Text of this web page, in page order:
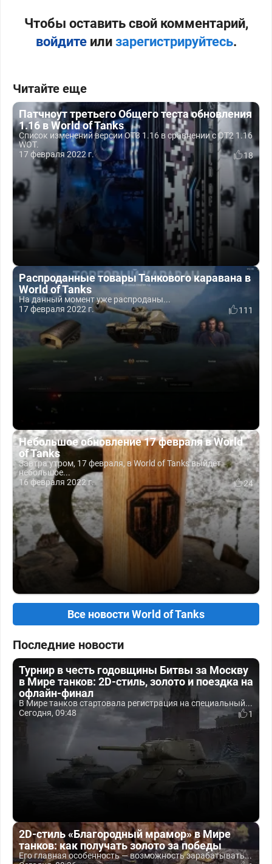
Чтобы оставить свой комментарий,
войдитеили зарегистрируйтесь.
Читайте еще
Патчноут третьего Общего теста обновления
1.16 в World of Tanks
Список изменений версии ОТ3 1.16 в сравнении с ОТ2 1.16
WOT.
17 февраля 2022 г.
18
Распроданные товары Танкового каравана в
World of Tanks
На данный момент уже распроданы...
17 февраля 2022 г.
111
Небольшое обновление 17 февраля в World
of Tanks
Завтра утром, 17 февраля, в World of Tanks выйдет
небольшое...
16 февраля 2022 г.
24
Все новости World of Tanks
Последние новости
Турнир в честь годовщины Битвы за Москву
в Мире танков: 2D-стиль, золото и поездка на
офлайн-финал
В Мире танков стартовала регистрация на специальный...
Сегодня, 09:48
1
2D-стиль «Благородный мрамор» в Мире
танков: как получать золото за победы
Его главная особенность — возможность зарабатывать...